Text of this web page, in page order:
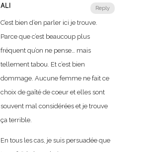
Reply
ALI
C’est bien d’en parler ici je trouve.
Parce que c’est beaucoup plus
fréquent qu’on ne pense… mais
tellement tabou. Et c’est bien
dommage. Aucune femme ne fait ce
choix de gaîté de coeur et elles sont
souvent mal considérées et je trouve
ça terrible.
En tous les cas, je suis persuadée que